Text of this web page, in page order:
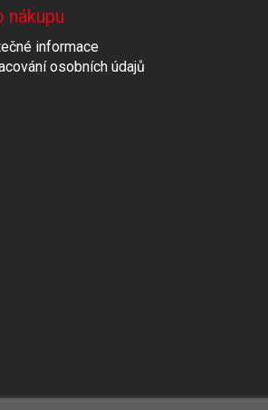
nákupu
informace
osobních údajů